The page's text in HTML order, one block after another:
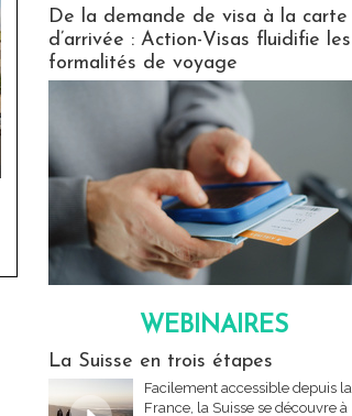
De la demande de visa à la carte
d’arrivée : Action-Visas fluidifie les
formalités de voyage
WEBINAIRES
La Suisse en trois étapes
Facilement accessible depuis la
France, la Suisse se découvre à